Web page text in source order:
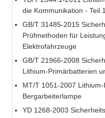
die Kommunikation - Teil
GB/T 31485-2015
Prüfmethoden für
Elektrofahrzeuge
GB/T 21966-2008
Lithium-Primärbatterien
MT/T 1051-2007
Bergarbeiterlampe
YD 1268-2003